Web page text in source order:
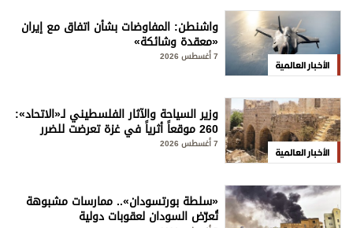
الأخبار العالمية
واشنطن: المفاوضات بشأن اتفاق مع إيران
«معقدة وشائكة»
الأخبار العالمية
وزير السياحة والآثار الفلسطيني لـ«الاتحاد»:
260 موقعاً أثرياً في غزة تعرضت للضرر
«سلطة بورتسودان».. ممارسات مشبوهة
تُعرّض السودان لعقوبات دولية